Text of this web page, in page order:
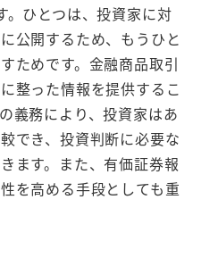
。ひとつは、投資家に対
公開するため、もうひと
ためです。金融商品取引
整った情報を提供するこ
義務により、投資家はあ
でき、投資判断に必要な
ます。また、有価証券報
を高める手段としても重